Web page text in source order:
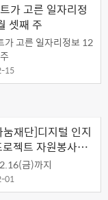
가 고른 일자리정
셋째 주
가 고른 일자리정보 12
15
재단]디지털 인지
젝트 자원봉사자
금)까지
01